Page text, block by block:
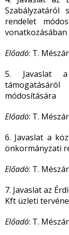
Szabályzatáról
rendelet
vonatkozásában
Előadó: T.
5. Javaslat a
módosítására
Előadó: T.
6. Javaslat a
önkormányzati
Előadó: T.
7. Javaslat az
Kft üzleti
Előadó: T.